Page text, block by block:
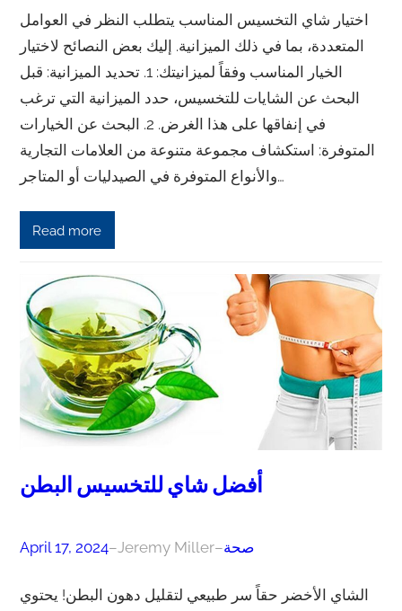
اختيار شاي التخسيس المناسب يتطلب النظر في العوامل
المتعددة، بما في ذلك الميزانية. إليك بعض النصائح لاختيار
الخيار المناسب وفقاً لميزانيتك: 1. تحديد الميزانية: قبل
البحث عن الشايات للتخسيس، حدد الميزانية التي ترغب
في إنفاقها على هذا الغرض. 2. البحث عن الخيارات
المتوفرة: استكشاف مجموعة متنوعة من العلامات التجارية
والأنواع المتوفرة في الصيدليات أو المتاجر…
Read more
أفضل شاي للتخسيس البطن
April 17, 2024–Jeremy Miller–صحة
الشاي الأخضر حقاً سر طبيعي لتقليل دهون البطن! يحتوي